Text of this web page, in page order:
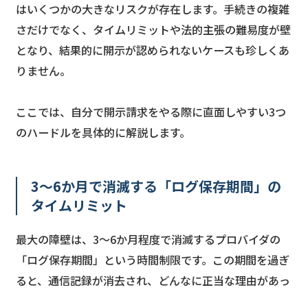
はいくつかの大きなリスクが存在します。手続きの複雑
さだけでなく、タイムリミットや法的主張の難易度が壁
となり、結果的に開示が認められないケースも珍しくあ
りません。
ここでは、自分で開示請求をやる際に直面しやすい3つ
のハードルを具体的に解説します。
3〜6か月で消滅する「ログ保存期間」の
タイムリミット
最大の障壁は、3〜6か月程度で消滅するプロバイダの
「ログ保存期間」という時間制限です。この期間を過ぎ
ると、通信記録が消去され、どんなに正当な理由があっ